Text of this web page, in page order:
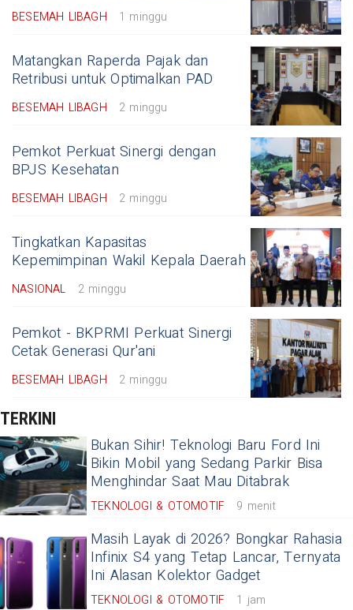
BESEMAH LIBAGH 1 minggu
Matangkan Raperda Pajak dan
Retribusi untuk Optimalkan PAD
BESEMAH LIBAGH 2 minggu
Pemkot Perkuat Sinergi dengan
BPJS Kesehatan
BESEMAH LIBAGH 2 minggu
Tingkatkan Kapasitas
Kepemimpinan Wakil Kepala Daerah
NASIONAL 2 minggu
Pemkot - BKPRMI Perkuat Sinergi
Cetak Generasi Qur'ani
BESEMAH LIBAGH 2 minggu
TERKINI
Bukan Sihir! Teknologi Baru Ford Ini
Bikin Mobil yang Sedang Parkir Bisa
Menghindar Saat Mau Ditabrak
TEKNOLOGI & OTOMOTIF 9 menit
Masih Layak di 2026? Bongkar Rahasia
Infinix S4 yang Tetap Lancar, Ternyata
Ini Alasan Kolektor Gadget
TEKNOLOGI & OTOMOTIF 1 jam